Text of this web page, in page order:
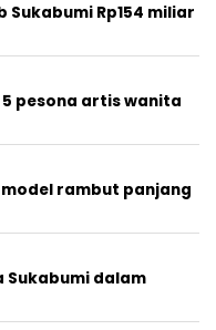
Rp154 miliar
pesona artis wanita
rambut panjang
Sukabumi dalam